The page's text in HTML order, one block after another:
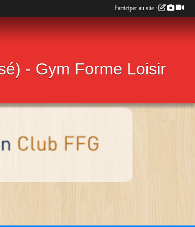
- Gym Forme Loisir
Participer au site :